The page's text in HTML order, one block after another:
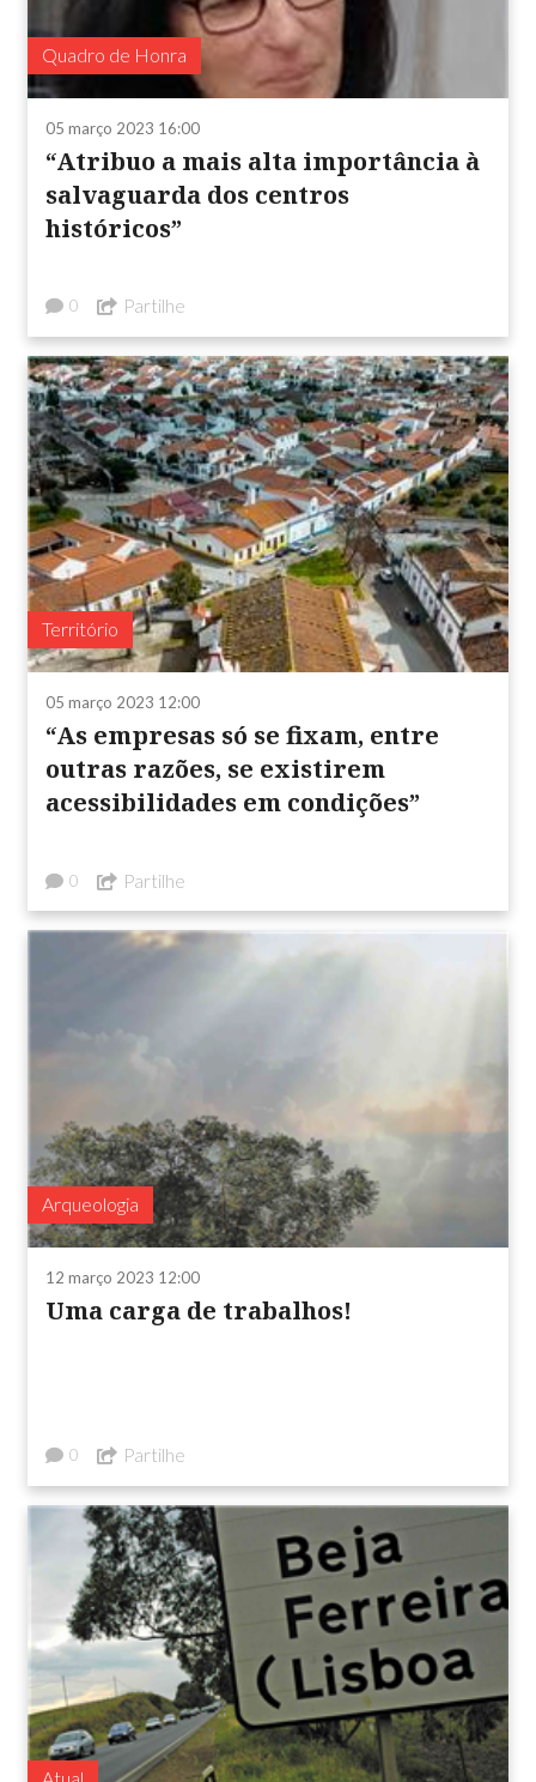
Quadro de Honra
05 março 2023 16:00
“Atribuo a mais alta importância à
salvaguarda dos centros
históricos”
0 Partilhe
Território
05 março 2023 12:00
“As empresas só se fixam, entre
outras razões, se existirem
acessibilidades em condições”
0 Partilhe
Arqueologia
12 março 2023 12:00
Uma carga de trabalhos!
0 Partilhe